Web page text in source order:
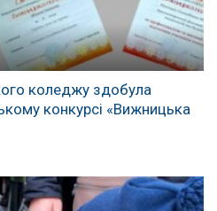
коледжу здобула
конкурсі «Вижницька